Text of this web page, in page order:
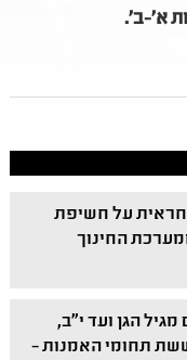
א'-ב'.
על חשיפת
החינוך
הגן ועד י"ב,
תחומי האמנות –